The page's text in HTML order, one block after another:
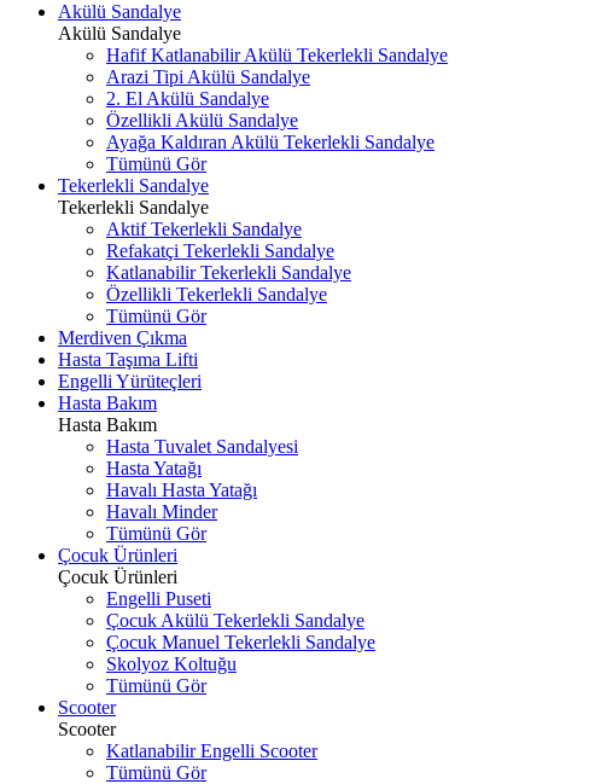
Akülü Sandalye
Akülü Sandalye
Hafif Katlanabilir Akülü Tekerlekli Sandalye
Arazi Tipi Akülü Sandalye
2. El Akülü Sandalye
Özellikli Akülü Sandalye
Ayağa Kaldıran Akülü Tekerlekli Sandalye
Tümünü Gör
Tekerlekli Sandalye
Tekerlekli Sandalye
Aktif Tekerlekli Sandalye
Refakatçi Tekerlekli Sandalye
Katlanabilir Tekerlekli Sandalye
Özellikli Tekerlekli Sandalye
Tümünü Gör
Merdiven Çıkma
Hasta Taşıma Lifti
Engelli Yürüteçleri
Hasta Bakım
Hasta Bakım
Hasta Tuvalet Sandalyesi
Hasta Yatağı
Havalı Hasta Yatağı
Havalı Minder
Tümünü Gör
Çocuk Ürünleri
Çocuk Ürünleri
Engelli Puseti
Çocuk Akülü Tekerlekli Sandalye
Çocuk Manuel Tekerlekli Sandalye
Skolyoz Koltuğu
Tümünü Gör
Scooter
Scooter
Katlanabilir Engelli Scooter
Tümünü Gör